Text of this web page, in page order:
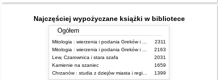
Najczęściej wypożyczane książki w bibliotece
Ogółem
2311
2163
Lew, Czarownica i stara szafa
2031
Kamienie na szaniec
1659
1399